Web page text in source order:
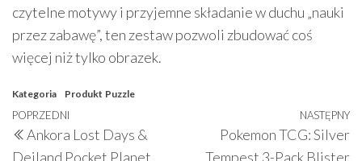
czytelne motywy i przyjemne składanie w duchu „nauki
przez zabawę”, ten zestaw pozwoli zbudować coś
więcej niż tylko obrazek.
Kategoria Produkt Puzzle
Nawigacja
wpisu
Poprzedni
wpis
POPRZEDNI
Ankora Lost Days &
Deiland Pocket Planet
NASTĘPNY
Pokemon TCG: Silver
Tempest 3-Pack Blister